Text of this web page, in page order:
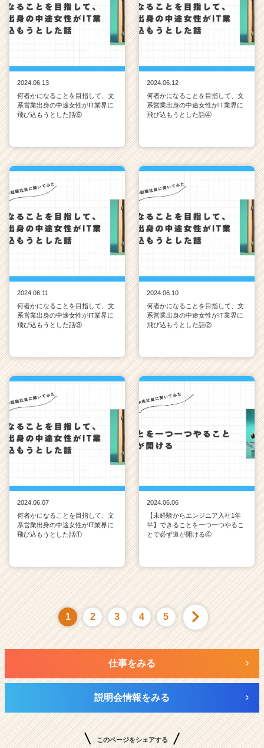
2024.06.13
何者かになることを目指して、文
系営業出身の中途女性がIT業界に
飛び込もうとした話⑤
2024.06.12
何者かになることを目指して、文
系営業出身の中途女性がIT業界に
飛び込もうとした話④
2024.06.11
何者かになることを目指して、文
系営業出身の中途女性がIT業界に
飛び込もうとした話③
2024.06.10
何者かになることを目指して、文
系営業出身の中途女性がIT業界に
飛び込もうとした話②
2024.06.07
何者かになることを目指して、文
系営業出身の中途女性がIT業界に
飛び込もうとした話①
2024.06.06
【未経験からエンジニア入社1年
半】できることを一つ一つやるこ
とで必ず道が開ける④
1 2 3 4 5
仕事をみる
説明会情報をみる
このページをシェアする